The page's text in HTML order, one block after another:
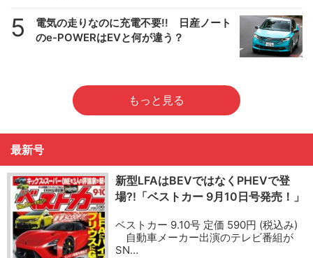
5
電気の走りなのに充電不要!! 日産ノート
のe-POWERはEVと何が違う？
もっと見る
最新号
新型LFAはBEVではなくPHEVで登
場?!「ベストカー 9月10日号発売！」
ベストカー 9.10号 定価 590円 (税込み)
自動車メーカー出演のテレビ番組が
SN…